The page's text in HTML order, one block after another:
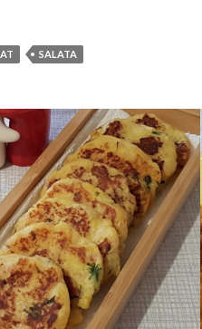
cu macrou afumat
SALATA